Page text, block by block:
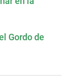
Gordo de